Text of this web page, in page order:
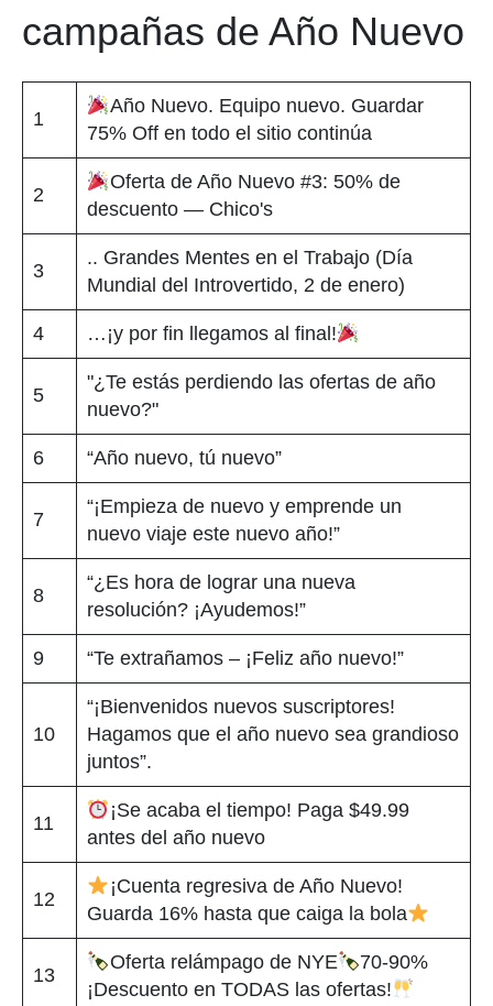
campañas de Año Nuevo
1
Año Nuevo. Equipo nuevo. Guardar
75% Off en todo el sitio continúa
2
Oferta de Año Nuevo #3: 50% de
descuento — Chico's
3
.. Grandes Mentes en el Trabajo (Día
Mundial del Introvertido, 2 de enero)
4 …¡y por fin llegamos al final!
5
"¿Te estás perdiendo las ofertas de año
nuevo?"
6 “Año nuevo, tú nuevo”
7
“¡Empieza de nuevo y emprende un
nuevo viaje este nuevo año!”
8
“¿Es hora de lograr una nueva
resolución? ¡Ayudemos!”
9 “Te extrañamos – ¡Feliz año nuevo!”
10
“¡Bienvenidos nuevos suscriptores!
Hagamos que el año nuevo sea grandioso
juntos”.
11
¡Se acaba el tiempo! Paga $49.99
antes del año nuevo
12
¡Cuenta regresiva de Año Nuevo!
Guarda 16% hasta que caiga la bola
13
Oferta relámpago de NYE
70-90%
¡Descuento en TODAS las ofertas!